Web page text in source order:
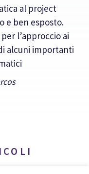
al project
e ben esposto.
l’approccio ai
alcuni importanti